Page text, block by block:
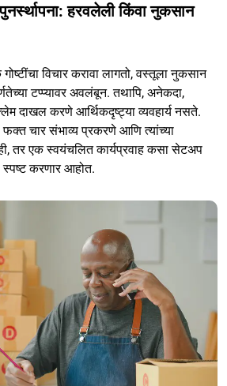
हरवलेली किंवा नुकसान
विचार करावा लागतो, वस्तूला नुकसान
टप्प्यावर अवलंबून. तथापि, अनेकदा,
दाखल करणे आर्थिकदृष्ट्या व्यवहार्य नसते.
फक्त चार संभाव्य प्रकरणे आणि त्यांच्या
तर एक स्वयंचलित कार्यप्रवाह कसा सेटअप
करणार आहोत.